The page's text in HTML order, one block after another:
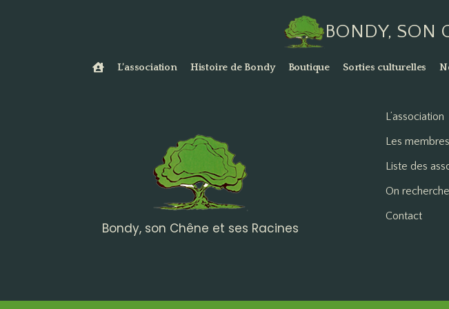
BONDY, SON
L’association Histoire de Bondy Boutique Sorties culturelles
Bondy, son Chêne et ses Racines
L’association
Les
Liste des
On
Contact